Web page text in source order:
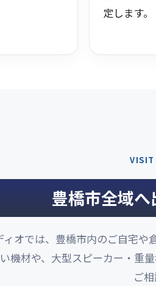
定します。
VISIT
豊橋市全域
ィオでは、豊橋市内のご自宅
機材や、大型スピーカー・重
ご